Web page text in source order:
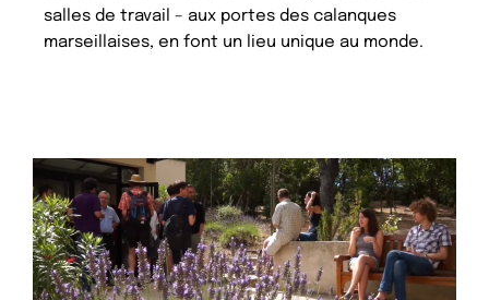
salles de travail – aux portes des calanques
marseillaises, en font un lieu unique au monde.